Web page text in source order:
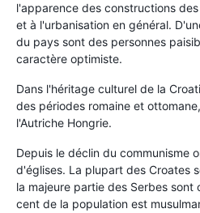
l'apparence des constructions
et à l'urbanisation en général.
du pays sont des personnes
caractère optimiste.
Dans l'héritage culturel de la
des périodes romaine et
l'Autriche Hongrie.
Depuis le déclin du communisme
d'églises. La plupart des Croates
la majeure partie des Serbes sont
cent de la population est